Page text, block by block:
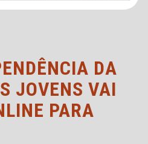
DA
JOVENS VAI
PARA